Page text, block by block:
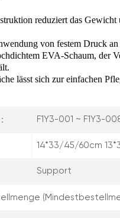
reduziert das
von festem Druck
EVA-Schaum, der
lässt sich zur einfachen
F1Y3-001 ~ F1Y3-
14*33/45/60cm
Support